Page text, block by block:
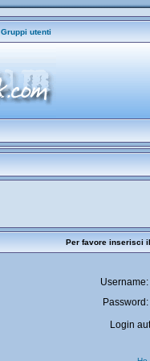
Gruppi utenti
Per favore inserisci
Username:
Password:
Login